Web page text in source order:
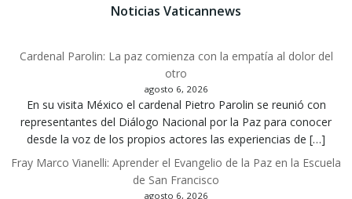
entradasentradas
Noticias Vaticannews
Cardenal Parolin: La paz comienza con la empatía al dolor del
otro
agosto 6, 2026
En su visita México el cardenal Pietro Parolin se reunió con
representantes del Diálogo Nacional por la Paz para conocer
desde la voz de los propios actores las experiencias de […]
Fray Marco Vianelli: Aprender el Evangelio de la Paz en la Escuela
de San Francisco
agosto 6, 2026